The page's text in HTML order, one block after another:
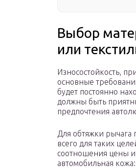
Выбор
или
Износостойкость,
основные
будет постоянно
должны быть
предпочтения
Для обтяжки
всего для таких
соотношения цены и
автомобильная